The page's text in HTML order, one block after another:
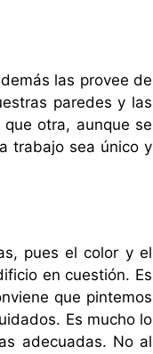
las provee de
paredes y las
otra, aunque se
trabajo sea único y
pues el color y el
en cuestión. Es
que pintemos
Es mucho lo
adecuadas. No al